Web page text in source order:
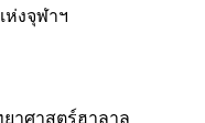
งจุฬาฯ
าศาสตร์ฮาลาล